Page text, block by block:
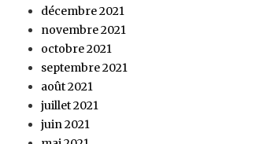
décembre 2021
novembre 2021
octobre 2021
septembre 2021
août 2021
juillet 2021
juin 2021